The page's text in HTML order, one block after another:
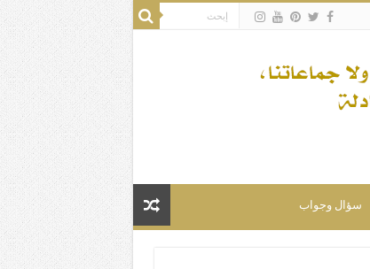
سؤال وجواب